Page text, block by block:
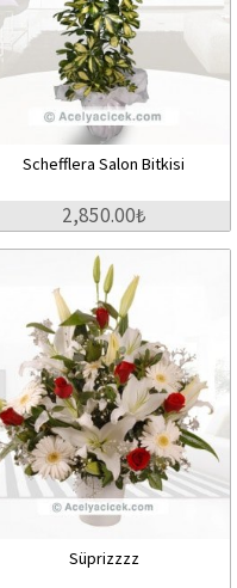
Schefflera Salon Bitkisi
2,850.00₺
Süprizzzz